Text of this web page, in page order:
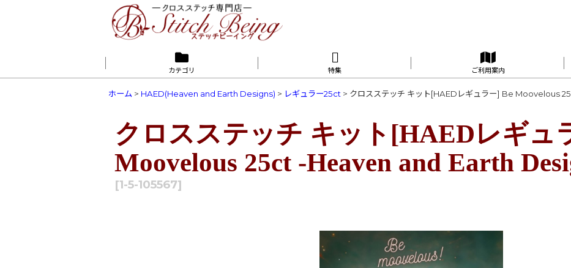
カテゴリ 特集 ご利用案内
ホーム > HAED(Heaven and Earth Designs) > レギュラー25ct > クロスステッチ キット[HAEDレギュラー] Be Moovelous
クロスステッチ キット[HAEDレギュ
Moovelous 25ct -Heaven and Earth
[1-5-105567]